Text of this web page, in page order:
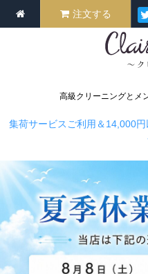
高級クリーニングとメ
注文する
集荷サービスご利用＆14,000